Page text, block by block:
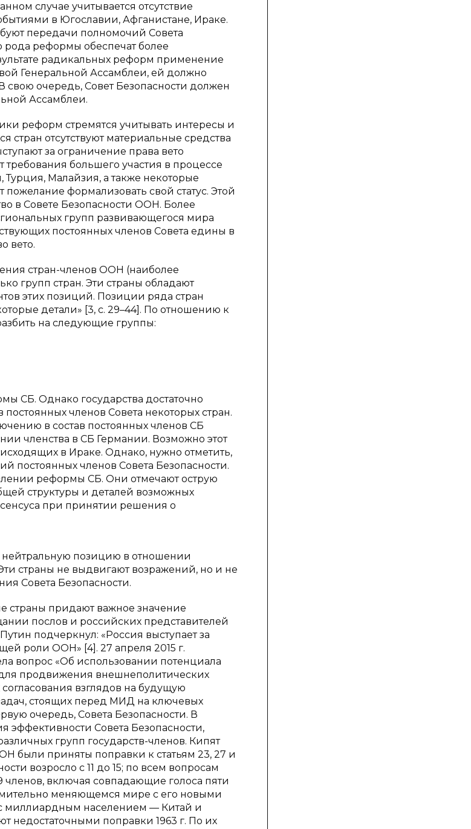
случае учитывается отсутствие
в Югославии, Афганистане, Ираке.
передачи полномочий Совета
рода реформы обеспечат более
радикальных реформ применение
Генеральной Ассамблеи, ей должно
очередь, Совет Безопасности должен
Ассамблеи.
реформ стремятся учитывать интересы и
стран отсутствуют материальные средства
за ограничение права вето
большего участия в процессе
Малайзия, а также некоторые
формализовать свой статус. Этой
в Совете Безопасности ООН. Более
групп развивающегося мира
постоянных членов Совета едины в
вето.
стран-членов ООН (наиболее
групп стран. Эти страны обладают
этих позиций. Позиции ряда стран
детали» [3, с. 29–44]. По отношению к
на следующие группы:
СБ. Однако государства достаточно
членов Совета некоторых стран.
в состав постоянных членов СБ
членства в СБ Германии. Возможно этот
в Ираке. Однако, нужно отметить,
постоянных членов Совета Безопасности.
реформы СБ. Они отмечают острую
структуры и деталей возможных
при принятии решения о
нейтральную позицию в отношении
страны не выдвигают возражений, но и не
Совета Безопасности.
страны придают важное значение
послов и российских представителей
подчеркнул: «Россия выступает за
роли ООН» [4]. 27 апреля 2015 г.
вопрос «Об использовании потенциала
продвижения внешнеполитических
взглядов на будущую
стоящих перед МИД на ключевых
очередь, Совета Безопасности. В
Совета Безопасности,
групп государств-членов. Кипят
были приняты поправки к статьям 23, 27 и
возросло с 11 до 15; по всем вопросам
включая совпадающие голоса пяти
меняющемся мире с его новыми
миллиардным населением — Китай и
недостаточными поправки 1963 г. По их